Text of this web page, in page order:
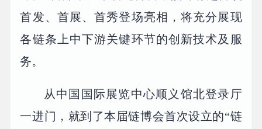
首发、首展、首秀登场亮相，将充分展现
各链条上中下游关键环节的创新技术及服
务。
从中国国际展览中心顺义馆北登录厅
一进门，就到了本届链博会首次设立的“链